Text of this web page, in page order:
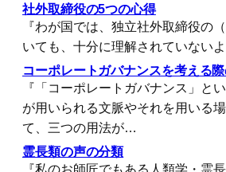
社外取締役の5つの心得
『わが国では、独立社外取締役の
いても、十分に理解されていない
コーポレートガバナンスを考える
『「コーポレートガバナンス」と
が用いられる文脈やそれを用いる
て、三つの用法が…
霊長類の声の分類
『私のお師匠でもある人類学・霊